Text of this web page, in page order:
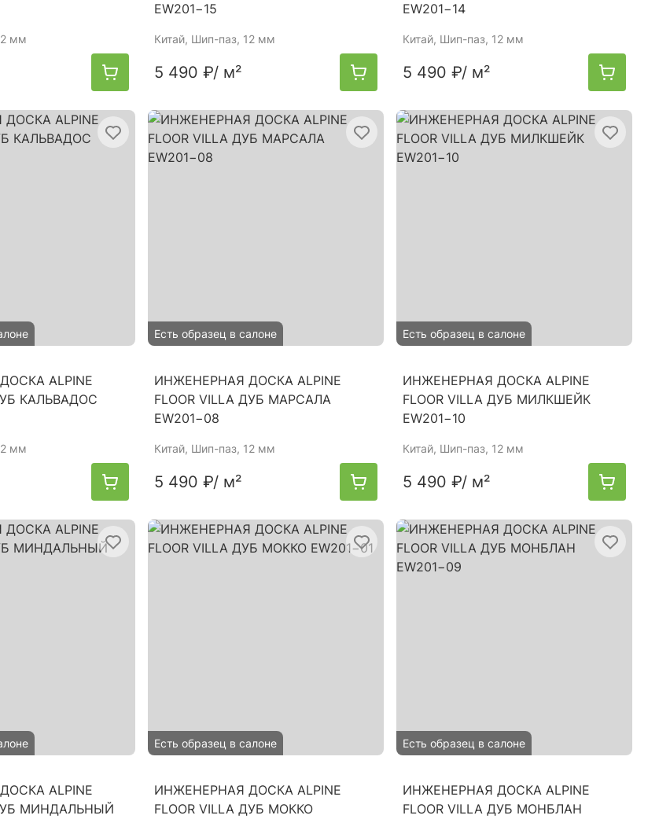
мм
EW201−15
Китай, Шип-паз, 12 мм
5 490 ₽/ м²
EW201−14
Китай, Шип-паз, 12 мм
5 490 ₽/ м²
ALPINE
КАЛЬВАДОС
мм
Есть образец в салоне
ИНЖЕНЕРНАЯ ДОСКА ALPINE
FLOOR VILLA ДУБ МАРСАЛА
EW201−08
Китай, Шип-паз, 12 мм
5 490 ₽/ м²
Есть образец в салоне
ИНЖЕНЕРНАЯ ДОСКА ALPINE
FLOOR VILLA ДУБ МИЛКШЕЙК
EW201−10
Китай, Шип-паз, 12 мм
5 490 ₽/ м²
ALPINE
МИНДАЛЬНЫЙ
Есть образец в салоне
ИНЖЕНЕРНАЯ ДОСКА ALPINE
FLOOR VILLA ДУБ МОККО
Есть образец в салоне
ИНЖЕНЕРНАЯ ДОСКА ALPINE
FLOOR VILLA ДУБ МОНБЛАН